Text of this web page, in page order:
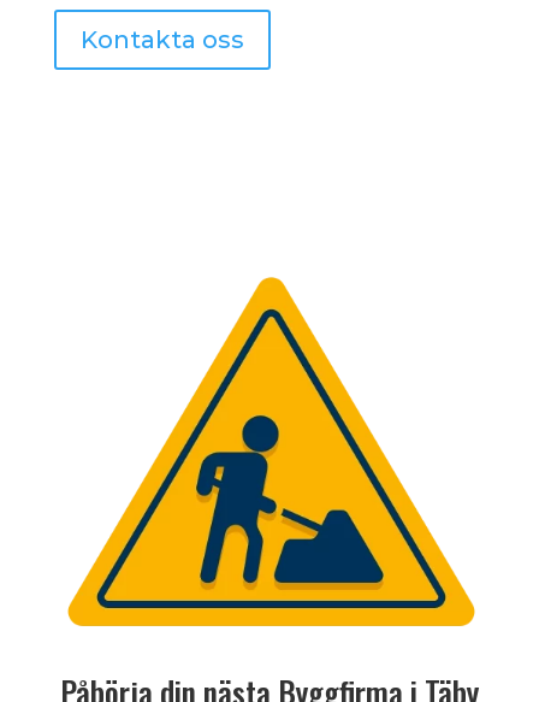
Kontakta oss
Påbörja din nästa Byggfirma i Täby